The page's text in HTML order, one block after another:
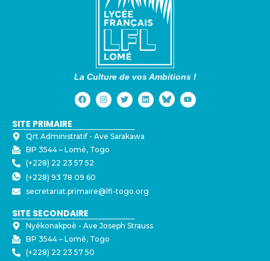
La Culture de vos Ambitions !
SITE PRIMAIRE
Qrt Administratif - ⁠Ave Sarakawa
BP 3544 – Lomé, Togo
(+228) 22 23 57 52
(+228) 93 78 09 60
secretariat.primaire@lfl-togo.org
SITE SECONDAIRE
Nyékonakpoè - ⁠Ave Joseph Strauss
BP 3544 – Lomé, Togo
(+228) 22 23 57 50